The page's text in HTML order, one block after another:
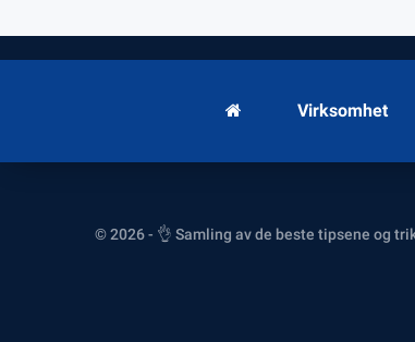
Virksomhet
© 2026 - 👌 Samling av de beste tipsene og